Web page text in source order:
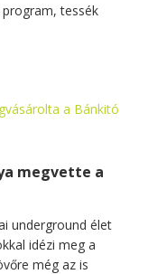
megvette a
underground élet
idézi meg a
még az is